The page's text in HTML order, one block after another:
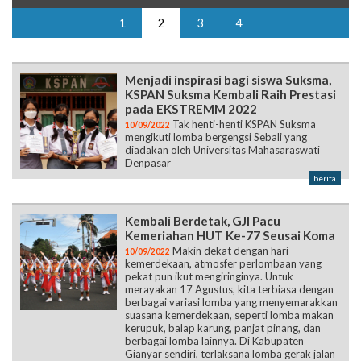
Menjadi inspirasi bagi siswa Suksma,
KSPAN Suksma Kembali Raih Prestasi
mengikuti lomba bergengsi Sebali yang
diadakan oleh Universitas Mahasaraswati
Denpasar
berita
Kembali Berdetak, GJI Pacu
Kemeriahan HUT Ke-77 Seusai Koma
kemerdekaan, atmosfer perlombaan yang
pekat pun ikut mengiringinya. Untuk
merayakan 17 Agustus, kita terbiasa dengan
berbagai variasi lomba yang menyemarakkan
suasana kemerdekaan, seperti lomba makan
kerupuk, balap karung, panjat pinang, dan
berbagai lomba lainnya. Di Kabupaten
Gianyar sendiri, terlaksana lomba gerak jalan
yang diikuti oleh pelajar tingkat SD, SMP,
SMA/K. Lomba terdiri dari gerak jalan indah
dan ketepatan waktu. Serangkaian acara
perlombaan tersebut berlangsung dari 8